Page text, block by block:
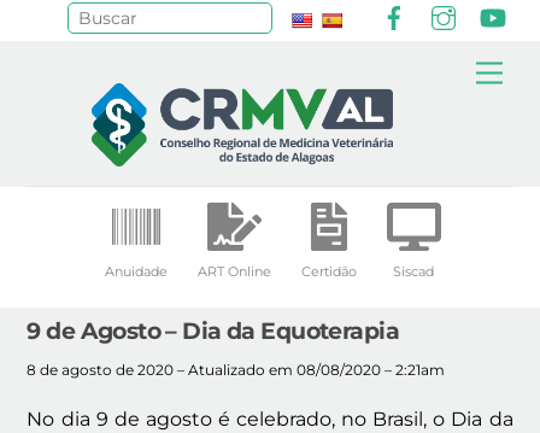
Anuidade ART Online Certidão Siscad
9 de Agosto – Dia da Equoterapia
8 de agosto de 2020 – Atualizado em 08/08/2020 – 2:21am
No dia 9 de agosto é celebrado, no Brasil, o Dia da